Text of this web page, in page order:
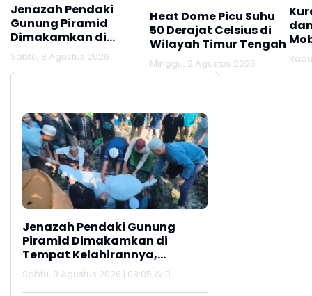
Jenazah Pendaki
Gunung Piramid
Dimakamkan di
Tempat Kelahirannya,
Lamongan
Sabtu, 8 Agustus 2026
Heat Dome Picu Suhu
50 Derajat Celsius di
Wilayah Timur Tengah
Minggu, 2 Agustus 2026
Jenazah Pendaki Gunung
Piramid Dimakamkan di
Tempat Kelahirannya,
Lamongan
Sabtu, 8 Agustus 2026 | 09:05 WIB